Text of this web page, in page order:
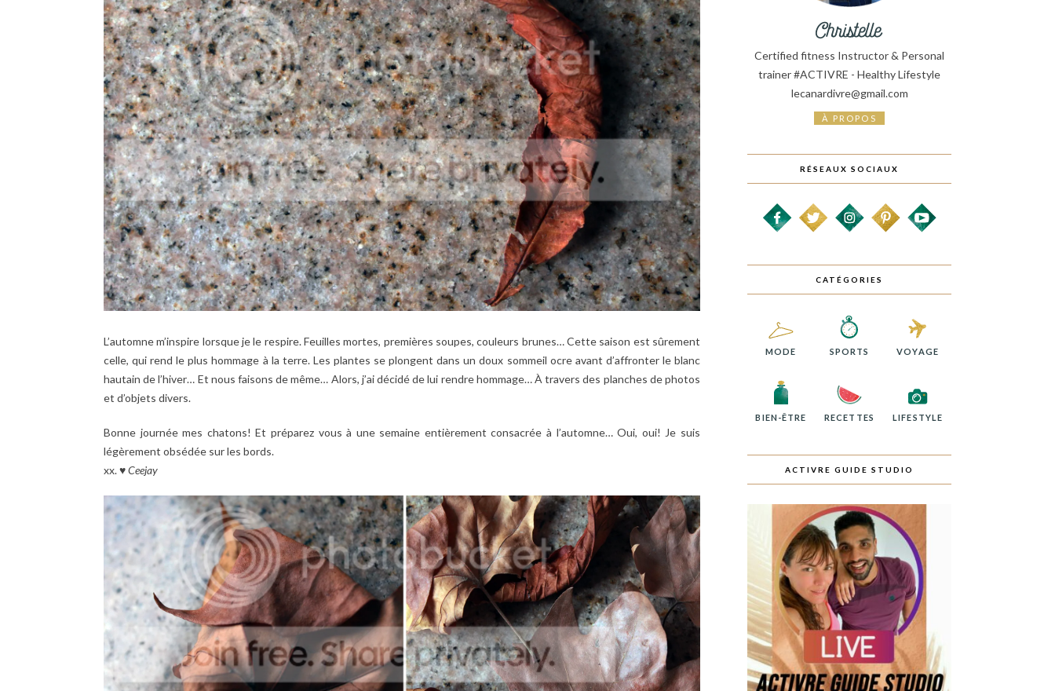
L’automne m’inspire lorsque je le respire. Feuilles mortes, premières soupes, couleurs brunes… Cette saison est sûrement
celle, qui rend le plus hommage à la terre. Les plantes se plongent dans un doux sommeil ocre avant d’affronter le blanc
hautain de l’hiver… Et nous faisons de même… Alors, j’ai décidé de lui rendre hommage… À travers des planches de photos
et d’objets divers.
Bonne journée mes chatons! Et préparez vous à une semaine entièrement consacrée à l’automne… Oui, oui! Je suis
légèrement obsédée sur les bords.
xx. ♥Ceejay
Certified fitness Instructor & Personal
trainer #ACTIVRE - Healthy Lifestyle
lecanardivre@gmail.com
À PROPOS
RÉSEAUX SOCIAUX
CATÉGORIES
MODE SPORTS VOYAGE
BIEN-ÊTRE RECETTES LIFESTYLE
ACTIVRE GUIDE STUDIO